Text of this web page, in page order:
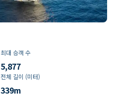
최대 승객 수
5,877
전체 길이 (미터)
339m